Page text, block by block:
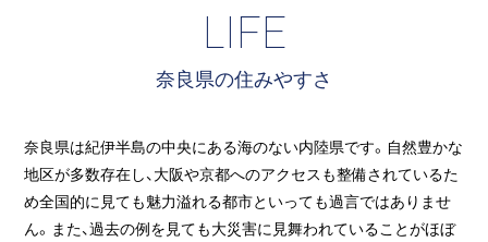
LIFE
奈良県の住みやすさ
奈良県は紀伊半島の中央にある海のない内陸県です。自然豊かな
地区が多数存在し、大阪や京都へのアクセスも整備されているた
め全国的に見ても魅力溢れる都市といっても過言ではありませ
ん。また、過去の例を見ても大災害に見舞われていることがほぼ